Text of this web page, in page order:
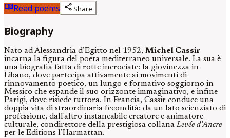
menu_bookRead poems shareShare
Biography
Nato ad Alessandria d’Egitto nel 1952, Michel Cassir
incarna la figura del poeta mediterraneo universale. La sua è
una biografia fatta di rotte incrociate: la giovinezza in
Libano, dove partecipa attivamente ai movimenti di
rinnovamento poetico, un lungo e formativo soggiorno in
Messico che espande il suo orizzonte immaginativo, e infine
Parigi, dove risiede tuttora. In Francia, Cassir conduce una
doppia vita di straordinaria fecondità: da un lato scienziato di
professione, dall'altro instancabile creatore e animatore
culturale, condirettore della prestigiosa collana Levée d’Ancre
per le Editions l’Harmattan.